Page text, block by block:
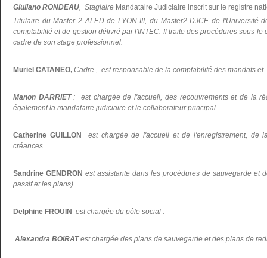
Giuliano RONDEAU, Stagiaire Mandataire Judiciaire inscrit sur le registre
Titulaire du Master 2 ALED de LYON III, du Master2 DJCE de l'Université
comptabilité et de gestion délivré par l'INTEC. Il traite des procédures sous
cadre de son stage professionnel.
Muriel CATANEO, Cadre , est responsable de la comptabilité des mandats et
Manon DARRIET: est chargée de l'accueil, des recouvrements et de la
également la mandataire judiciaire et le collaborateur principal
Catherine GUILLON
est chargée de l'accueil et de l'enregistrement, de
créances.
Sandrine GENDRON est assistante dans les procédures de sauvegarde et
passif et les plans).
Delphine FROUIN est chargée du pôle social .
Alexandra BOIRAT est chargée des plans de sauvegarde et des plans de